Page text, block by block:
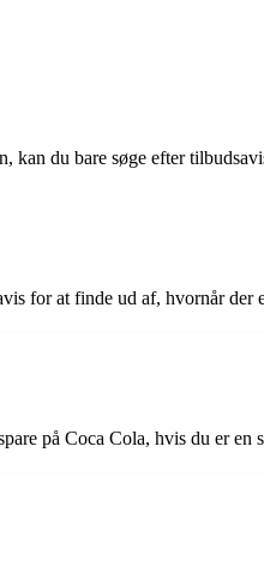
du bare søge efter
for at finde ud af, hvornår der
på Coca Cola, hvis du er en